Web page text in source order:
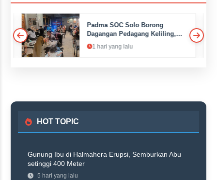
Padma SOC Solo Borong
Dagangan Pedagang Keliling,
Dibagikan Gratis ke Pelanggan
1 hari yang lalu
HOT TOPIC
Gunung Ibu di Halmahera Erupsi, Semburkan Abu
setinggi 400 Meter
5 hari yang lalu